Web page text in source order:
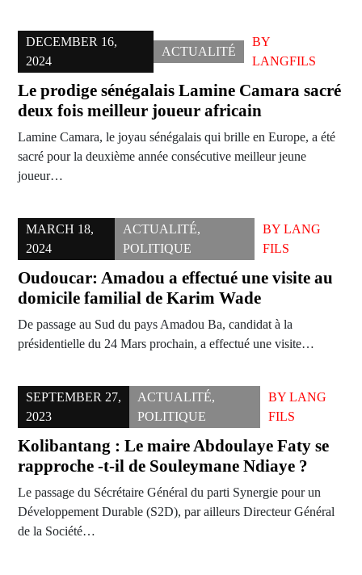
DECEMBER 16,
2024
ACTUALITÉ
BY
LANGFILS
Le prodige sénégalais Lamine Camara sacré
deux fois meilleur joueur africain
Lamine Camara, le joyau sénégalais qui brille en Europe, a été
sacré pour la deuxième année consécutive meilleur jeune
joueur…
MARCH 18,
2024
ACTUALITÉ,
POLITIQUE
BYLANG
FILS
Oudoucar: Amadou a effectué une visite au
domicile familial de Karim Wade
De passage au Sud du pays Amadou Ba, candidat à la
présidentielle du 24 Mars prochain, a effectué une visite…
SEPTEMBER 27,
2023
ACTUALITÉ,
POLITIQUE
BYLANG
FILS
Kolibantang : Le maire Abdoulaye Faty se
rapproche -t-il de Souleymane Ndiaye ?
Le passage du Sécrétaire Général du parti Synergie pour un
Développement Durable (S2D), par ailleurs Directeur Général
de la Société…